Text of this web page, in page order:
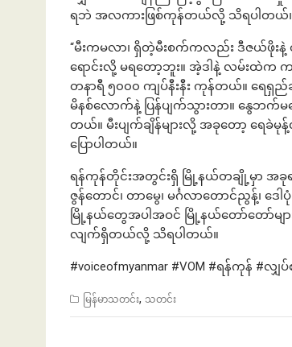
ရဘဲ အလကားဖြစ်ကုန်တယ်လို့ သိရပါတယ်
“မီးကမလာ၊ ရှိတဲ့မီးစက်ကလည်း ဒီဇယ်ဖိုး
ရောင်းလို့ မရတော့ဘူး။ အဲ့ဒါနဲ့ လမ်း
တနာရီ ၅၀၀၀ ကျပ်နီးနီး ကုန်တယ်။ ရေ
မိနစ်လောက်နဲ့ ပြန်ပျက်သွားတာ။ နွေဘက်မ
တယ်။ မီးပျက်ချိန်များလို့ အခုတော့ ရေ
ပြောပါတယ်။
ရန်ကုန်တိုင်းအတွင်းရှိ မြို့နယ်တချို့မှာ အခုရ
ဇွန်တောင်၊ တာမွေ၊ မင်္ဂလာတောင်ညွန့်၊ ဒေ
မြို့နယ်တွေအပါအဝင် မြို့နယ်တော်တော်မျာ
လျက်ရှိတယ်လို့ သိရပါတယ်။
#voiceofmyanmar #VOM #ရန်ကုန် #လျှပ်
မြန်မာသတင်း, သတင်း